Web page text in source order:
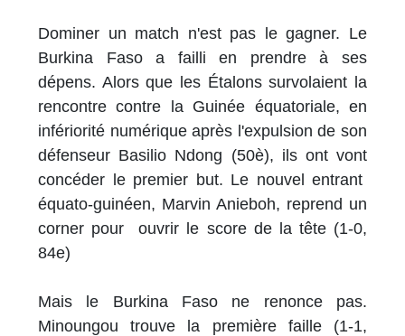
Dominer un match n'est pas le gagner. Le
Burkina Faso a failli en prendre à ses
dépens. Alors que les Étalons survolaient la
rencontre contre la Guinée équatoriale, en
infériorité numérique après l'expulsion de son
défenseur Basilio Ndong (50è), ils ont vont
concéder le premier but. Le nouvel entrant
équato-guinéen, Marvin Anieboh, reprend un
corner pour ouvrir le score de la tête (1-0,
84e)
Mais le Burkina Faso ne renonce pas.
Minoungou trouve la première faille (1-1,